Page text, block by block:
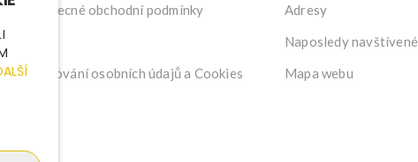
Všeobecné obchodní podmínky
Zpracování osobních údajů a Cookies
Adresy
Naposledy navštívené
Mapa webu